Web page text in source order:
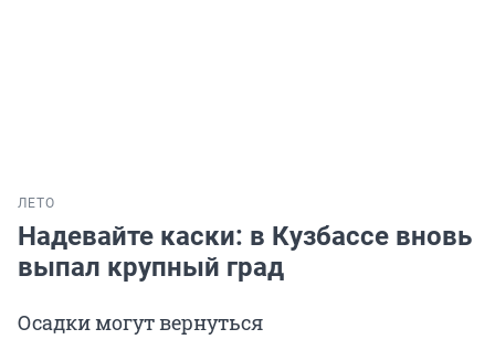
ЛЕТО
Надевайте каски: в Кузбассе вновь
выпал крупный град
Осадки могут вернуться